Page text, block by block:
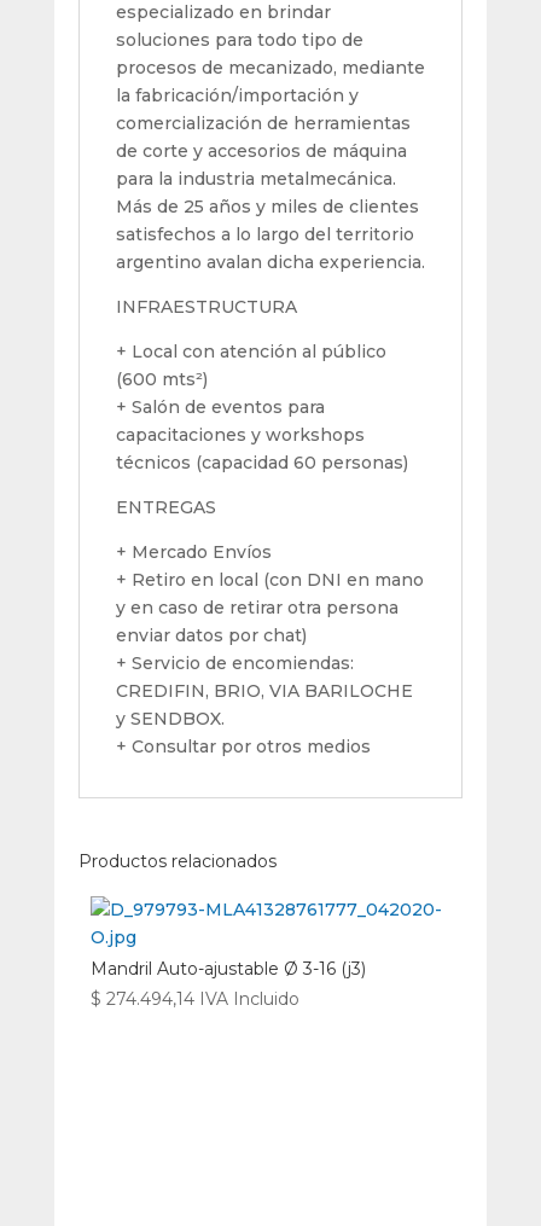
especializado en brindar
soluciones para todo tipo de
procesos de mecanizado, mediante
la fabricación/importación y
comercialización de herramientas
de corte y accesorios de máquina
para la industria metalmecánica.
Más de 25 años y miles de clientes
satisfechos a lo largo del territorio
argentino avalan dicha experiencia.
INFRAESTRUCTURA
+ Local con atención al público
(600 mts²)
+ Salón de eventos para
capacitaciones y workshops
técnicos (capacidad 60 personas)
ENTREGAS
+ Mercado Envíos
+ Retiro en local (con DNI en mano
y en caso de retirar otra persona
enviar datos por chat)
+ Servicio de encomiendas:
CREDIFIN, BRIO, VIA BARILOCHE
y SENDBOX.
+ Consultar por otros medios
Productos relacionados
Mandril Auto-ajustable Ø 3-16 (j3)
$ 274.494,14 IVA Incluido